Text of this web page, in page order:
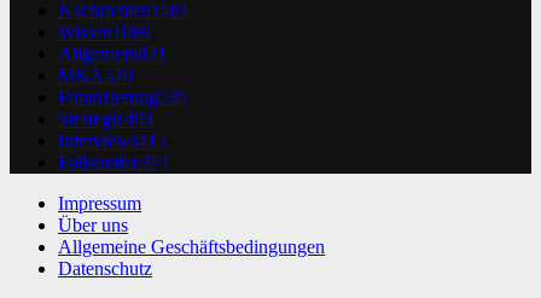
Nachrichten1581
Wissen1089
Allgemein821
M&A570
Finanzierung535
Strategie493
Interviews415
Fallstudien371
Impressum
Über uns
Allgemeine Geschäftsbedingungen
Datenschutz